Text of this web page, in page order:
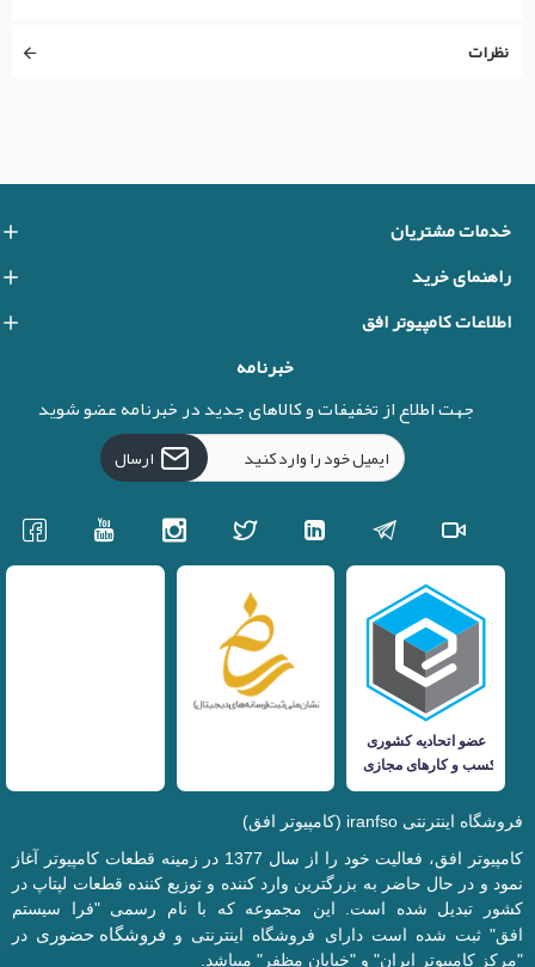
نظرات
خدمات مشتریان
راهنمای خرید
اطلاعات کامپیوتر افق
خبرنامه
جهت اطلاع از تخفیفات و کالاهای جدید در خبرنامه عضو شوید
ارسال
فروشگاه اینترنتی iranfso (کامپیوتر افق)
کامپیوتر افق، فعالیت خود را از سال 1377 در زمینه قطعات کامپیوتر آغاز
نمود و در حال حاضر به بزرگترین وارد کننده و توزیع کننده قطعات لپتاپ در
کشور تبدیل شده است. این مجموعه که با نام رسمی "فرا سیستم
افق" ثبت شده است دارای فروشگاه اینترنتی و فروشگاه حضوری در
"مرکز کامپیوتر ایران" و "خیابان مظفر" میباشد.